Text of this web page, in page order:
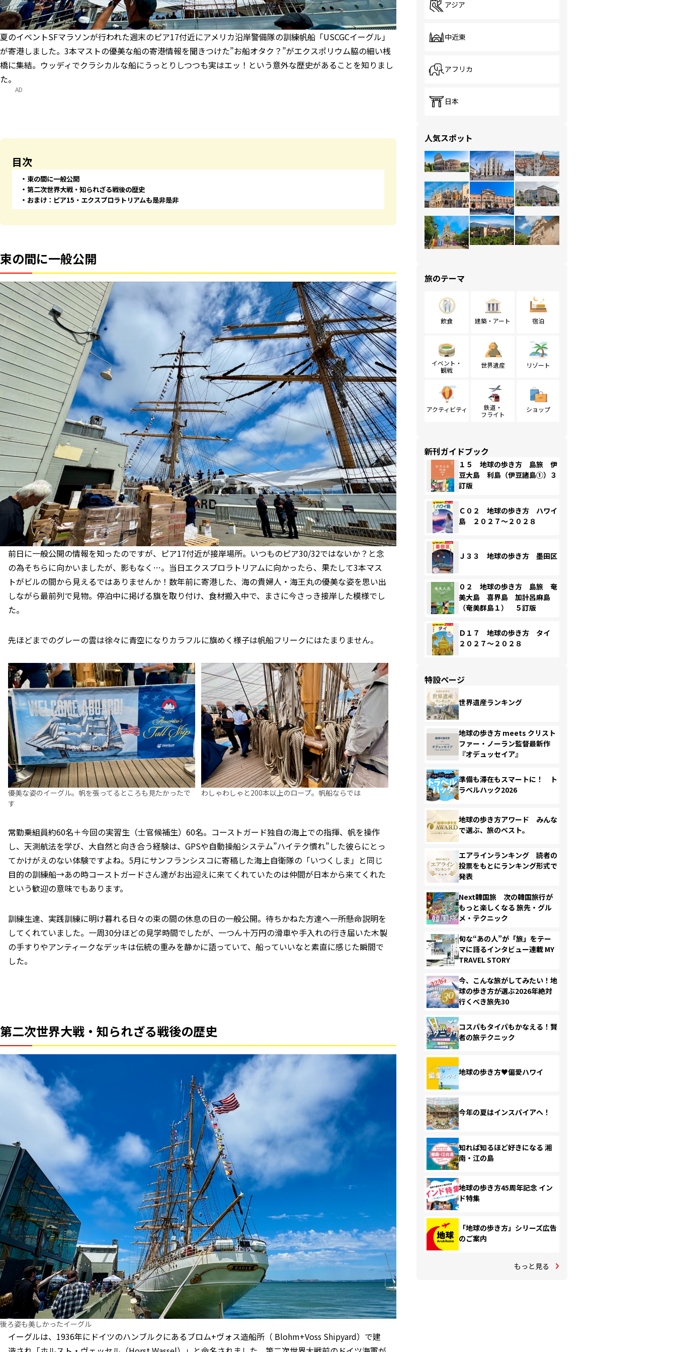
夏のイベントSFマラソンが行われた週末のピア17付近にアメリカ沿岸警備隊の訓練帆船「USCGCイーグル」
が寄港しました。3本マストの優美な船の寄港情報を聞きつけた”お船オタク？”がエクスポリウム脇の細い桟
橋に集結。ウッディでクラシカルな船にうっとりしつつも実はエッ！という意外な歴史があることを知りまし
た。
AD
目次
束の間に一般公開
第二次世界大戦・知られざる戦後の歴史
おまけ：ピア15・エクスプロラトリアムも是非是非
束の間に一般公開
前日に一般公開の情報を知ったのですが、ピア17付近が接岸場所。いつものピア30/32ではないか？と念
の為そちらに向かいましたが、影もなく…。当日エクスプロラトリアムに向かったら、果たして3本マス
トがビルの間から見えるではありませんか！数年前に寄港した、海の貴婦人・海王丸の優美な姿を思い出
しながら最前列で見物。停泊中に掲げる旗を取り付け、食材搬入中で、まさに今さっき接岸した模様でし
た。
先ほどまでのグレーの雲は徐々に青空になりカラフルに旗めく様子は帆船フリークにはたまりません。
優美な姿のイーグル。帆を張ってるところも見たかったで
す
わしゃわしゃと200本以上のロープ。帆船ならでは
常勤乗組員約60名＋今回の実習生（士官候補生）60名。コーストガード独自の海上での指揮、帆を操作
し、天測航法を学び、大自然と向き合う経験は、GPSや自動操船システム”ハイテク慣れ”した彼らにとっ
てかけがえのない体験ですよね。5月にサンフランシスコに寄稿した海上自衛隊の「いつくしま」と同じ
目的の訓練船→あの時コーストガードさん達がお出迎えに来てくれていたのは仲間が日本から来てくれた
という歓迎の意味でもあります。
訓練生達、実践訓練に明け暮れる日々の束の間の休息の日の一般公開。待ちかねた方達へ一所懸命説明を
してくれていました。一周30分ほどの見学時間でしたが、一つん十万円の滑車や手入れの行き届いた木製
の手すりやアンティークなデッキは伝統の重みを静かに語っていて、船っていいなと素直に感じた瞬間で
した。
第二次世界大戦・知られざる戦後の歴史
後ろ姿も美しかったイーグル
イーグルは、1936年にドイツのハンブルクにあるブロム+ヴォス造船所（ Blohm+Voss Shipyard）で建
アジア
中近東
アフリカ
日本
人気スポット
旅のテーマ
飲食 建築・アート 宿泊
イベント・
観戦
世界遺産 リゾート
アクティビティ
鉄道・
フライト
ショップ
新刊ガイドブック
１５ 地球の歩き方 島旅 伊
豆大島 利島（伊豆諸島①）３
訂版
Ｃ０２ 地球の歩き方 ハワイ
島 ２０２７～２０２８
Ｊ３３ 地球の歩き方 墨田区
０２ 地球の歩き方 島旅 奄
美大島 喜界島 加計呂麻島
（奄美群島１） ５訂版
Ｄ１７ 地球の歩き方 タイ
２０２７～２０２８
特設ページ
世界遺産ランキング
地球の歩き方 meets クリスト
ファー・ノーラン監督最新作
『オデュッセイア』
準備も滞在もスマートに！ ト
ラベルハック2026
地球の歩き方アワード みんな
で選ぶ、旅のベスト。
エアラインランキング 読者の
投票をもとにランキング形式で
発表
Next韓国旅 次の韓国旅行が
もっと楽しくなる 旅先・グル
メ・テクニック
旬な“あの人”が「旅」をテー
マに語るインタビュー連載 MY
TRAVEL STORY
今、こんな旅がしてみたい！地
球の歩き方が選ぶ2026年絶対
行くべき旅先30
コスパもタイパもかなえる！賢
者の旅テクニック
地球の歩き方♥偏愛ハワイ
今年の夏はインスパイアへ！
知れば知るほど好きになる 湘
南・江の島
地球の歩き方45周年記念 イン
ド特集
「地球の歩き方」シリーズ広告
のご案内
もっと見る